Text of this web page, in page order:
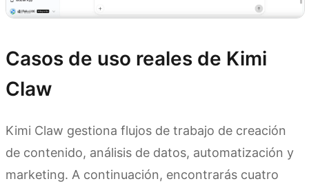
Casos de uso reales de Kimi
Claw
Kimi Claw gestiona flujos de trabajo de creación
de contenido, análisis de datos, automatización y
marketing. A continuación, encontrarás cuatro